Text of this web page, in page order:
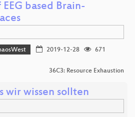
based Brain-
2019-12-28
671
36C3: Resource Exhaustion
wir wissen sollten